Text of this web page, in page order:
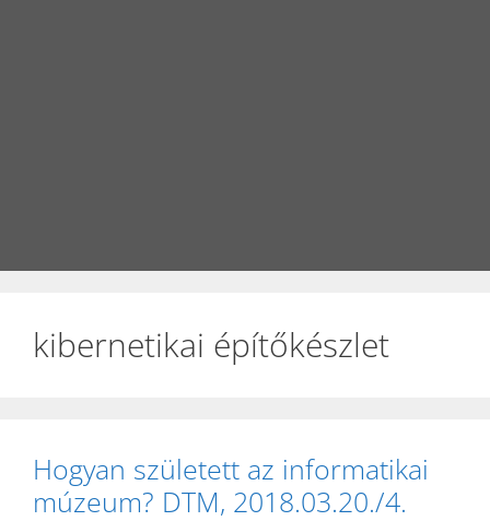
kibernetikai építőkészlet
Hogyan született az informatikai
múzeum? DTM, 2018.03.20./4.